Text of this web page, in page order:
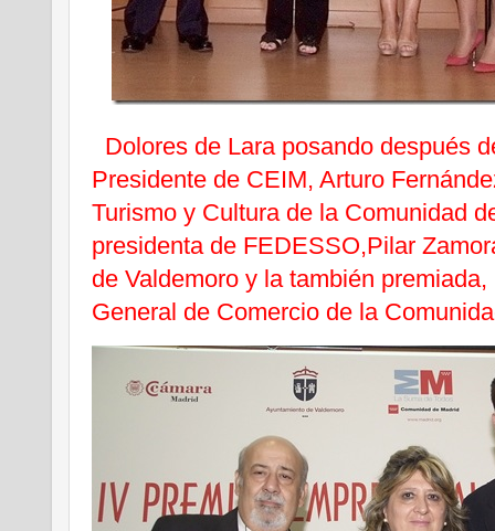
Dolores de Lara posando después
Presidente de CEIM, Arturo
Turismo y Cultura de la Comunidad
presidenta de FEDESSO,Pilar
de Valdemoro y la también
General de Comercio de la